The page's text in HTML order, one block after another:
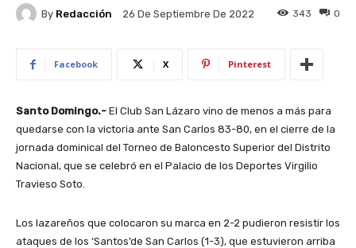
By Redacción 26 De Septiembre De 2022 0
343
Facebook X Pinterest
Santo Domingo.- El Club San Lázaro vino de menos a más para
quedarse con la victoria ante San Carlos 83-80, en el cierre de la
jornada dominical del Torneo de Baloncesto Superior del Distrito
Nacional, que se celebró en el Palacio de los Deportes Virgilio
Travieso Soto.
Los lazareños que colocaron su marca en 2-2 pudieron resistir los
ataques de los ‘Santos’de San Carlos (1-3), que estuvieron arriba